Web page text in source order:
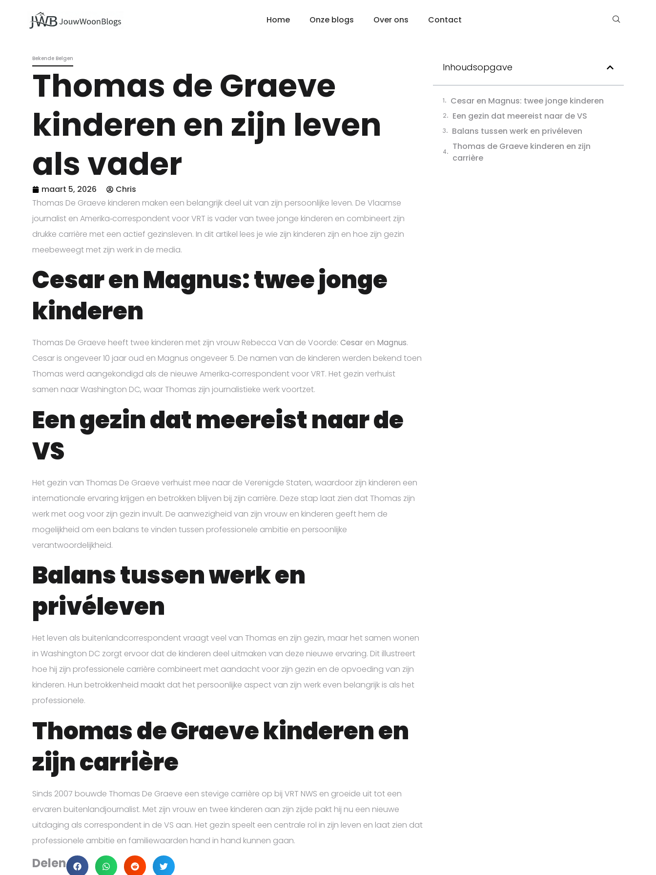
Home Onze blogs Over ons Contact
Bekende Belgen
Thomas de Graeve
kinderen en zijn leven
als vader
maart 5, 2026
Chris
Thomas De Graeve kinderen maken een belangrijk deel uit van zijn persoonlijke leven. De Vlaamse
journalist en Amerika‑correspondent voor VRT is vader van twee jonge kinderen en combineert zijn
drukke carrière met een actief gezinsleven. In dit artikel lees je wie zijn kinderen zijn en hoe zijn gezin
meebeweegt met zijn werk in de media.
Cesar en Magnus: twee jonge
kinderen
Thomas De Graeve heeft twee kinderen met zijn vrouw Rebecca Van de Voorde: Cesar en Magnus.
Cesar is ongeveer 10 jaar oud en Magnus ongeveer 5. De namen van de kinderen werden bekend toen
Thomas werd aangekondigd als de nieuwe Amerika‑correspondent voor VRT. Het gezin verhuist
samen naar Washington DC, waar Thomas zijn journalistieke werk voortzet.
Een gezin dat meereist naar de
VS
Het gezin van Thomas De Graeve verhuist mee naar de Verenigde Staten, waardoor zijn kinderen een
internationale ervaring krijgen en betrokken blijven bij zijn carrière. Deze stap laat zien dat Thomas zijn
werk met oog voor zijn gezin invult. De aanwezigheid van zijn vrouw en kinderen geeft hem de
mogelijkheid om een balans te vinden tussen professionele ambitie en persoonlijke
verantwoordelijkheid.
Balans tussen werk en
privéleven
Het leven als buitenlandcorrespondent vraagt veel van Thomas en zijn gezin, maar het samen wonen
in Washington DC zorgt ervoor dat de kinderen deel uitmaken van deze nieuwe ervaring. Dit illustreert
hoe hij zijn professionele carrière combineert met aandacht voor zijn gezin en de opvoeding van zijn
kinderen. Hun betrokkenheid maakt dat het persoonlijke aspect van zijn werk even belangrijk is als het
professionele.
Thomas de Graeve kinderen en
zijn carrière
Sinds 2007 bouwde Thomas De Graeve een stevige carrière op bij VRT NWS en groeide uit tot een
ervaren buitenlandjournalist. Met zijn vrouw en twee kinderen aan zijn zijde pakt hij nu een nieuwe
uitdaging als correspondent in de VS aan. Het gezin speelt een centrale rol in zijn leven en laat zien dat
professionele ambitie en familiewaarden hand in hand kunnen gaan.
Delen
Inhoudsopgave
Cesar en Magnus: twee jonge kinderen
Een gezin dat meereist naar de VS
Balans tussen werk en privéleven
Thomas de Graeve kinderen en zijn
carrière